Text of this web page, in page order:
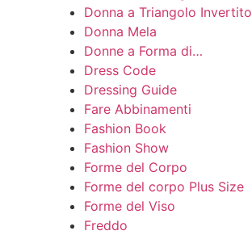
Donna a Triangolo Invertito
Donna Mela
Donne a Forma di…
Dress Code
Dressing Guide
Fare Abbinamenti
Fashion Book
Fashion Show
Forme del Corpo
Forme del corpo Plus Size
Forme del Viso
Freddo